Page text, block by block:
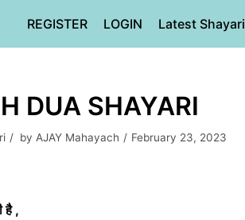
REGISTER LOGIN Latest Shayari
DUA SHAYARI
by AJAY Mahayach February 23, 2023
है ,